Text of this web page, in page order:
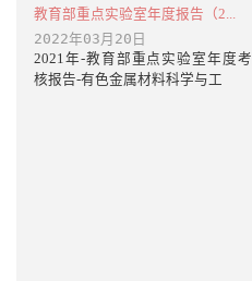
教育部重点实验室年度报告（2...
2022年03月20日
2021年-教育部重点实验室年度考
核报告-有色金属材料科学与工